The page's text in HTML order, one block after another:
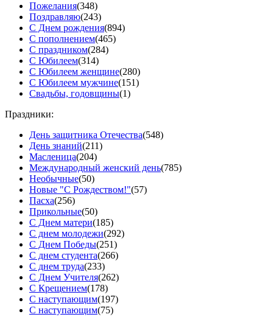
Пожелания(348)
Поздравляю(243)
С Днем рождения(894)
С пополнением(465)
С праздником(284)
С Юбилеем(314)
С Юбилеем женщине(280)
С Юбилеем мужчине(151)
Свадьбы, годовщины(1)
Праздники:
День защитника Отечества(548)
День знаний(211)
Масленица(204)
Международный женский день(785)
Необычные(50)
Новые "С Рождеством!"(57)
Пасха(256)
Прикольные(50)
С Днем матери(185)
С днем молодежи(292)
С Днем Победы(251)
С днем студента(266)
С днем труда(233)
С Днем Учителя(262)
С Крещением(178)
С наступающим(197)
С наступающим(75)